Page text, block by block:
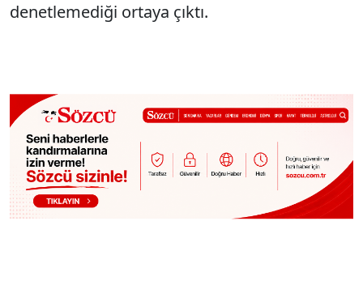
denetlemediği ortaya çıktı.